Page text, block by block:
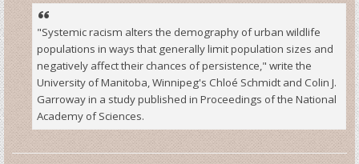
"Systemic racism alters the demography of urban wildlife
populations in ways that generally limit population sizes and
negatively affect their chances of persistence," write the
University of Manitoba, Winnipeg's Chloé Schmidt and Colin J.
Garroway in a study published in Proceedings of the National
Academy of Sciences.